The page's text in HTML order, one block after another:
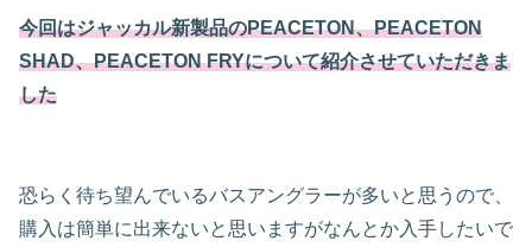
今回はジャッカル新製品のPEACETON、PEACETON
SHAD、PEACETON FRYについて紹介させていただきま
した
恐らく待ち望んでいるバスアングラーが多いと思うので、
購入は簡単に出来ないと思いますがなんとか入手したいで